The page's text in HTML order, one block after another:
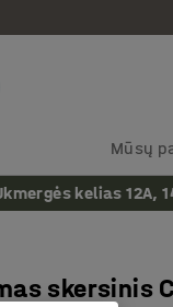
Mūsų
kelias 12A,
skersinis